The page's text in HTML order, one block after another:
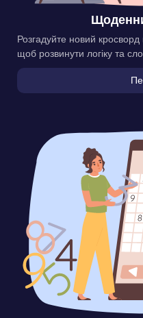
Розгадуйте новий кросворд
щоб розвинути логіку та